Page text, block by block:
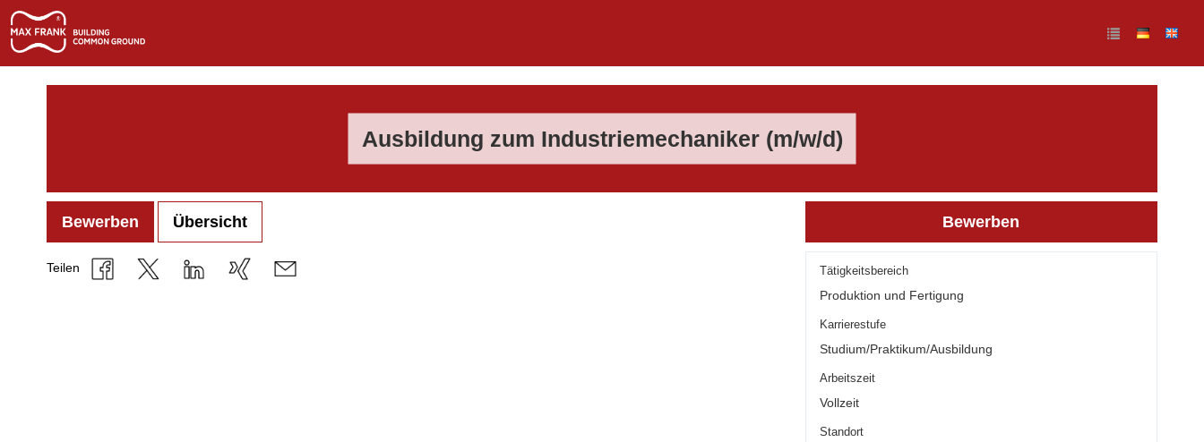
Ausbildung zum Industriemechaniker (m/w/d)
Bewerben Übersicht
Teilen
Bewerben
Tätigkeitsbereich
Produktion und Fertigung
Karrierestufe
Studium/Praktikum/Ausbildung
Arbeitszeit
Vollzeit
Standort